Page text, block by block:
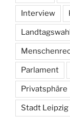
Interview
Parlament
Privatsphäre
Stadt Leipzig